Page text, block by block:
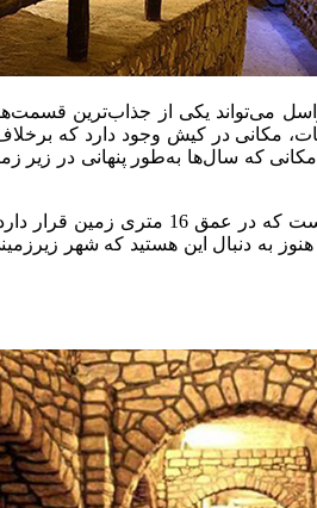
می‌تواند یکی از جذاب‌ترین
مکانی در کیش وجود دارد که
که سال‌ها به‌طور پنهانی در زیر
به دنبال این هستید که شهر